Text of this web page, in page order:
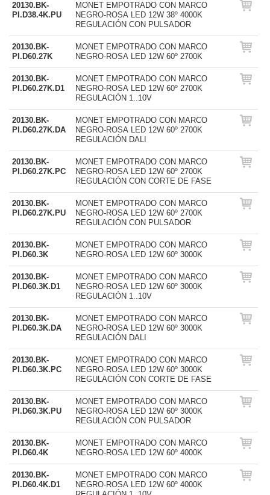
20130.BK-
PI.D38.4K.PU
MONET EMPOTRADO CON MARCO
NEGRO-ROSA LED 12W 38º 4000K
REGULACIÓN CON PULSADOR
20130.BK-
PI.D60.27K
MONET EMPOTRADO CON MARCO
NEGRO-ROSA LED 12W 60º 2700K
20130.BK-
PI.D60.27K.D1
MONET EMPOTRADO CON MARCO
NEGRO-ROSA LED 12W 60º 2700K
REGULACIÓN 1..10V
20130.BK-
PI.D60.27K.DA
MONET EMPOTRADO CON MARCO
NEGRO-ROSA LED 12W 60º 2700K
REGULACIÓN DALI
20130.BK-
PI.D60.27K.PC
MONET EMPOTRADO CON MARCO
NEGRO-ROSA LED 12W 60º 2700K
REGULACIÓN CON CORTE DE FASE
20130.BK-
PI.D60.27K.PU
MONET EMPOTRADO CON MARCO
NEGRO-ROSA LED 12W 60º 2700K
REGULACIÓN CON PULSADOR
20130.BK-
PI.D60.3K
MONET EMPOTRADO CON MARCO
NEGRO-ROSA LED 12W 60º 3000K
20130.BK-
PI.D60.3K.D1
MONET EMPOTRADO CON MARCO
NEGRO-ROSA LED 12W 60º 3000K
REGULACIÓN 1..10V
20130.BK-
PI.D60.3K.DA
MONET EMPOTRADO CON MARCO
NEGRO-ROSA LED 12W 60º 3000K
REGULACIÓN DALI
20130.BK-
PI.D60.3K.PC
MONET EMPOTRADO CON MARCO
NEGRO-ROSA LED 12W 60º 3000K
REGULACIÓN CON CORTE DE FASE
20130.BK-
PI.D60.3K.PU
MONET EMPOTRADO CON MARCO
NEGRO-ROSA LED 12W 60º 3000K
REGULACIÓN CON PULSADOR
20130.BK-
PI.D60.4K
MONET EMPOTRADO CON MARCO
NEGRO-ROSA LED 12W 60º 4000K
20130.BK-
PI.D60.4K.D1
MONET EMPOTRADO CON MARCO
NEGRO-ROSA LED 12W 60º 4000K